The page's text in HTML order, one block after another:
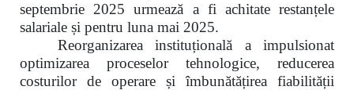
septembrie 2025 urmează a fi achitate restanțele
salariale și pentru luna mai 2025.
Reorganizarea instituțională a impulsionat
optimizarea proceselor tehnologice, reducerea
costurilor de operare și îmbunătățirea fiabilității